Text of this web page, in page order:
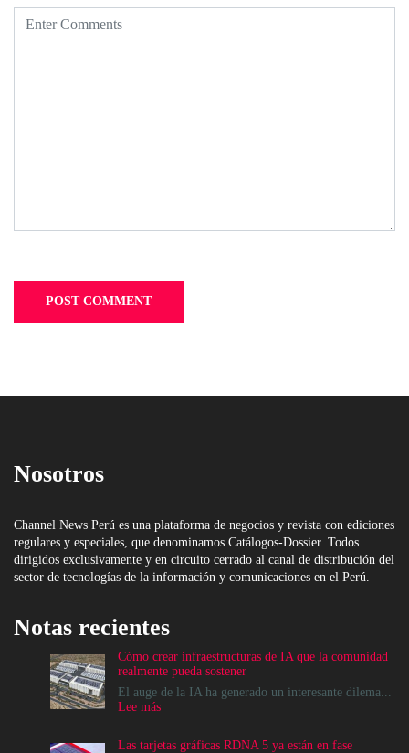
Nosotros
Channel News Perú es una plataforma de negocios y revista con ediciones
regulares y especiales, que denominamos Catálogos-Dossier. Todos
dirigidos exclusivamente y en circuito cerrado al canal de distribución del
sector de tecnologías de la información y comunicaciones en el Perú.
Notas recientes
Cómo crear infraestructuras de IA que la comunidad
realmente pueda sostener
El auge de la IA ha generado un interesante dilema...
Lee más:
infraestructuras
Las tarjetas gráficas RDNA 5 ya están en fase